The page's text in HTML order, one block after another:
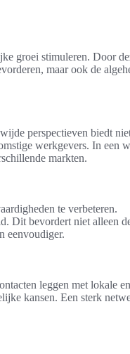
groei stimuleren. Door
maar ook de
perspectieven biedt
werkgevers. In een
markten.
te verbeteren.
Dit bevordert niet alleen
eenvoudiger.
leggen met lokale en
kansen. Een sterk